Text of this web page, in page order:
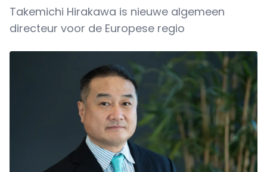
Takemichi Hirakawa is nieuwe algemeen
directeur voor de Europese regio